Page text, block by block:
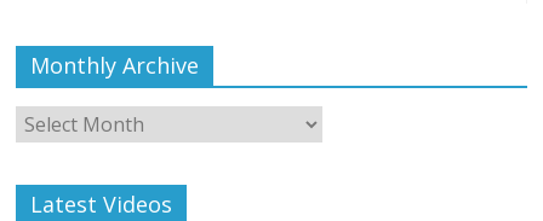
Monthly Archive
Monthly
Archive
Latest Videos